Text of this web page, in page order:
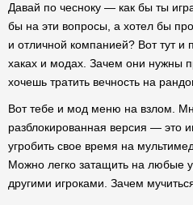
Давай по чесноку — как бы ты
бы на эти вопросы, а хотел бы
и отличной компанией? Вот тут и
хаках и модах. Зачем они нужны
хочешь тратить вечность на
Вот тебе и мод меню на взлом.
разблокированная версия — это
угробить свое время на
Можно легко затащить на любые
другими игроками. Зачем